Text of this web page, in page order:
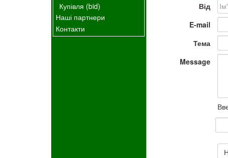
Купівля (bid)
Наші партнери
Контакти
Від
E-mail
Тема
Message